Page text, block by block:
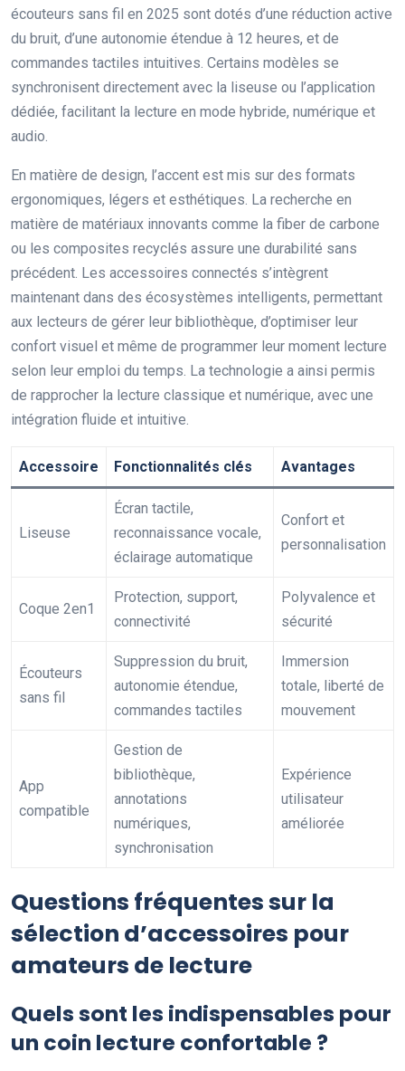
écouteurs sans fil en 2025 sont dotés d’une réduction active
du bruit, d’une autonomie étendue à 12 heures, et de
commandes tactiles intuitives. Certains modèles se
synchronisent directement avec la liseuse ou l’application
dédiée, facilitant la lecture en mode hybride, numérique et
audio.
En matière de design, l’accent est mis sur des formats
ergonomiques, légers et esthétiques. La recherche en
matière de matériaux innovants comme la fiber de carbone
ou les composites recyclés assure une durabilité sans
précédent. Les accessoires connectés s’intègrent
maintenant dans des écosystèmes intelligents, permettant
aux lecteurs de gérer leur bibliothèque, d’optimiser leur
confort visuel et même de programmer leur moment lecture
selon leur emploi du temps. La technologie a ainsi permis
de rapprocher la lecture classique et numérique, avec une
intégration fluide et intuitive.
Accessoire Fonctionnalités clés Avantages
Liseuse
Écran tactile,
reconnaissance vocale,
éclairage automatique
Confort et
personnalisation
Coque 2en1
Protection, support,
connectivité
Polyvalence et
sécurité
Écouteurs
sans fil
Suppression du bruit,
autonomie étendue,
commandes tactiles
Immersion
totale, liberté de
mouvement
App
compatible
Gestion de
bibliothèque,
annotations
numériques,
synchronisation
Expérience
utilisateur
améliorée
Questions fréquentes sur la
sélection d’accessoires pour
amateurs de lecture
Quels sont les indispensables pour
un coin lecture confortable ?